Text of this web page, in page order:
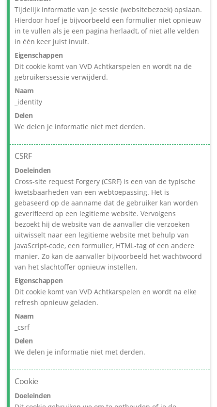
Tijdelijk informatie van je sessie (websitebezoek) opslaan.
Hierdoor hoef je bijvoorbeeld een formulier niet opnieuw
in te vullen als je een pagina herlaadt, of niet alle velden
in één keer juist invult.
Eigenschappen
Dit cookie komt van VVD Achtkarspelen en wordt na de
gebruikerssessie verwijderd.
Naam
_identity
Delen
We delen je informatie niet met derden.
CSRF
Doeleinden
Cross-site request Forgery (CSRF) is een van de typische
kwetsbaarheden van een webtoepassing. Het is
gebaseerd op de aanname dat de gebruiker kan worden
geverifieerd op een legitieme website. Vervolgens
bezoekt hij de website van de aanvaller die verzoeken
uitwisselt naar een legitieme website met behulp van
JavaScript-code, een formulier, HTML-tag of een andere
manier. Zo kan de aanvaller bijvoorbeeld het wachtwoord
van het slachtoffer opnieuw instellen.
Eigenschappen
Dit cookie komt van VVD Achtkarspelen en wordt na elke
refresh opnieuw geladen.
Naam
_csrf
Delen
We delen je informatie niet met derden.
Cookie
Doeleinden